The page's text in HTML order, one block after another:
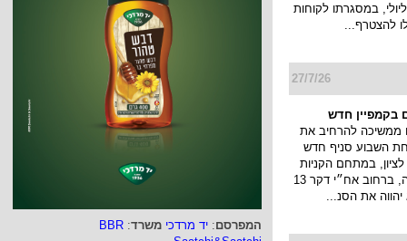
המפרסם: יד מרדכי משרד:
BBR
עד ה 22 ליולי, במסגרתו לקוחות
להצטרף...
27/7/26
בקמפיין חדש
ממשיכה להרחיב את
השבוע סניף חדש
במתחם הקניות
והבילוי פרוטאה, ברחוב אח״י דקר 13
את הסנ...